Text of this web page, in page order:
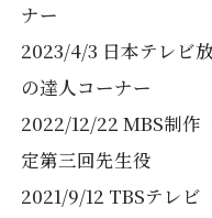
ナー
2023/4/3 日本テレビ
の達人コーナー
2022/12/22 MBS制作
定第三回先生役
2021/9/12 TBSテレビ